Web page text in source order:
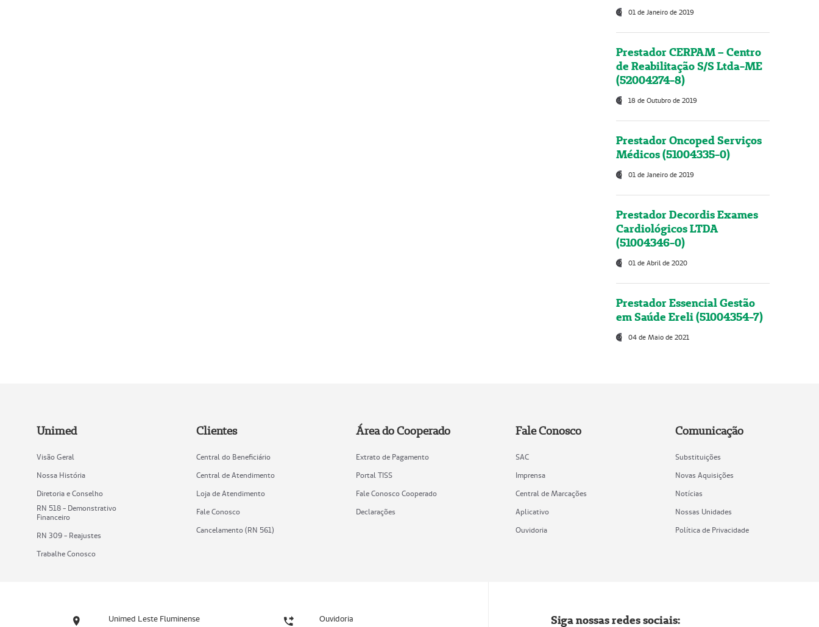
01 de Janeiro de 2019
Prestador CERPAM – Centro
de Reabilitação S/S Ltda-ME
(52004274-8)
18 de Outubro de 2019
Prestador Oncoped Serviços
Médicos (51004335-0)
01 de Janeiro de 2019
Prestador Decordis Exames
Cardiológicos LTDA
(51004346-0)
01 de Abril de 2020
Prestador Essencial Gestão
em Saúde Ereli (51004354-7)
04 de Maio de 2021
Unimed
Visão Geral
Nossa História
Diretoria e Conselho
RN 518 - Demonstrativo
Financeiro
RN 309 - Reajustes
Trabalhe Conosco
Clientes
Central do Beneficiário
Central de Atendimento
Loja de Atendimento
Fale Conosco
Cancelamento (RN 561)
Área do Cooperado
Extrato de Pagamento
Portal TISS
Fale Conosco Cooperado
Declarações
Fale Conosco
SAC
Imprensa
Central de Marcações
Aplicativo
Ouvidoria
Comunicação
Substituições
Novas Aquisições
Notícias
Nossas Unidades
Política de Privacidade
Unimed Leste Fluminense Ouvidoria Siga nossas redes sociais: